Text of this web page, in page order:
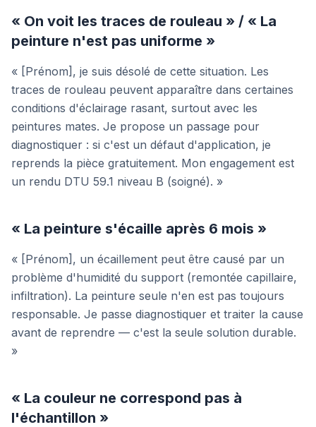
« On voit les traces de rouleau » / « La
peinture n'est pas uniforme »
« [Prénom], je suis désolé de cette situation. Les
traces de rouleau peuvent apparaître dans certaines
conditions d'éclairage rasant, surtout avec les
peintures mates. Je propose un passage pour
diagnostiquer : si c'est un défaut d'application, je
reprends la pièce gratuitement. Mon engagement est
un rendu DTU 59.1 niveau B (soigné). »
« La peinture s'écaille après 6 mois »
« [Prénom], un écaillement peut être causé par un
problème d'humidité du support (remontée capillaire,
infiltration). La peinture seule n'en est pas toujours
responsable. Je passe diagnostiquer et traiter la cause
avant de reprendre — c'est la seule solution durable.
»
« La couleur ne correspond pas à
l'échantillon »